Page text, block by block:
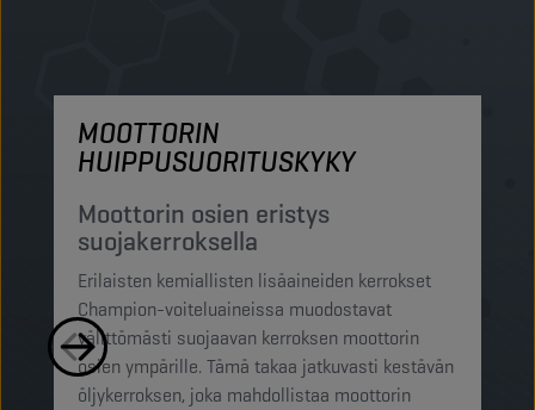
MOOTTORIN
HUIPPUSUORITUSKYKY
Moottorin osien eristys
suojakerroksella
Erilaisten kemiallisten lisäaineiden kerrokset
Champion-voiteluaineissa muodostavat
välittömästi suojaavan kerroksen moottorin
osien ympärille. Tämä takaa jatkuvasti kestävän
öljykerroksen, joka mahdollistaa moottorin